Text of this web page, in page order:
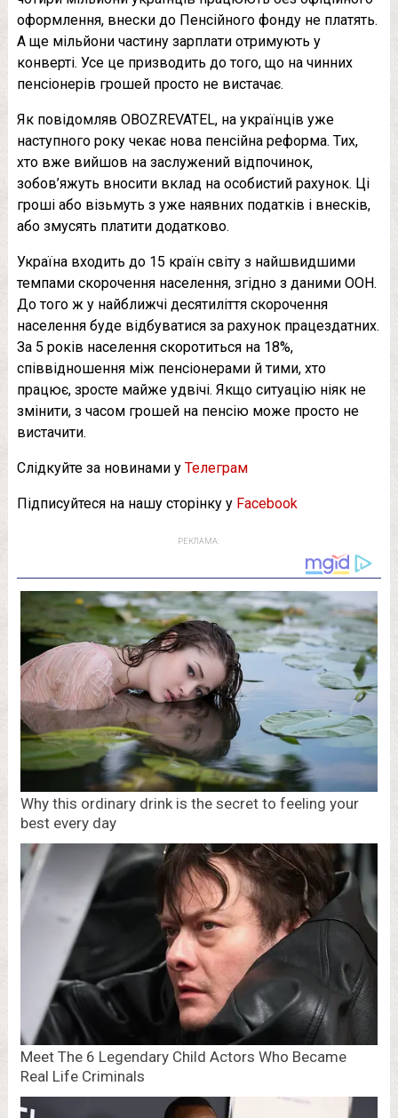
оформлення, внески до Пенсійного фонду не платять.
А ще мільйони частину зарплати отримують у
конверті. Усе це призводить до того, що на чинних
пенсіонерів грошей просто не вистачає.
Як повідомляв OBOZREVATEL, на українців уже
наступного року чекає нова пенсійна реформа. Тих,
хто вже вийшов на заслужений відпочинок,
зобов’яжуть вносити вклад на особистий рахунок. Ці
гроші або візьмуть з уже наявних податків і внесків,
або змусять платити додатково.
Україна входить до 15 країн світу з найшвидшими
темпами скорочення населення, згідно з даними ООН.
До того ж у найближчі десятиліття скорочення
населення буде відбуватися за рахунок працездатних.
За 5 років населення скоротиться на 18%,
співвідношення між пенсіонерами й тими, хто
працює, зросте майже удвічі. Якщо ситуацію ніяк не
змінити, з часом грошей на пенсію може просто не
вистачити.
Слідкуйте за новинами у Телеграм
Підписуйтеся на нашу сторінку у Facebook
РЕКЛАМА: